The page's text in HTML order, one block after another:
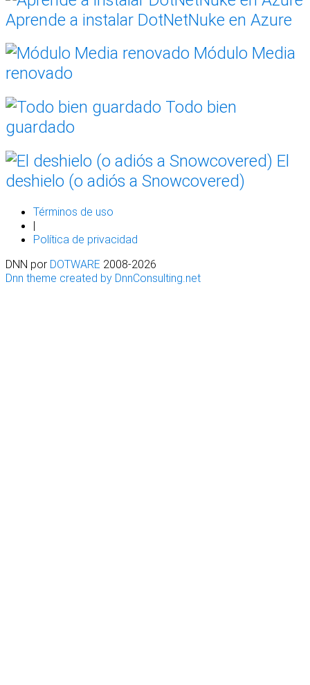
Aprende a instalar DotNetNuke en Azure
Módulo Media
renovado
Todo bien
guardado
El
deshielo (o adiós a Snowcovered)
Términos de uso
|
Política de privacidad
DNN por DOTWARE 2008-2026
Dnn theme created by DnnConsulting.net